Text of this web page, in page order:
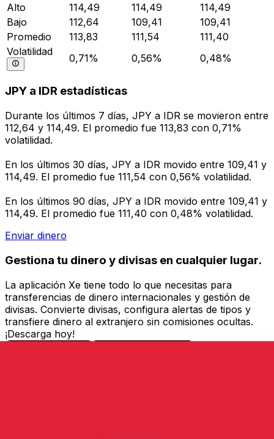
Alto
114,49 114,49
114,49
Bajo
112,64 109,41
109,41
Promedio
113,83 111,54
111,40
Volatilidad
0,71% 0,56% 0,48%
JPY a IDR estadísticas
Durante los últimos 7 días, JPY a IDR se movieron entre
112,64 y 114,49. El promedio fue 113,83 con 0,71%
volatilidad.
En los últimos 30 días, JPY a IDR movido entre 109,41 y
114,49. El promedio fue 111,54 con 0,56% volatilidad.
En los últimos 90 días, JPY a IDR movido entre 109,41 y
114,49. El promedio fue 111,40 con 0,48% volatilidad.
Enviar dinero
Gestiona tu dinero y divisas en cualquier lugar.
La aplicación Xe tiene todo lo que necesitas para
transferencias de dinero internacionales y gestión de
divisas. Convierte divisas, configura alertas de tipos y
transfiere dinero al extranjero sin comisiones ocultas.
¡Descarga hoy!